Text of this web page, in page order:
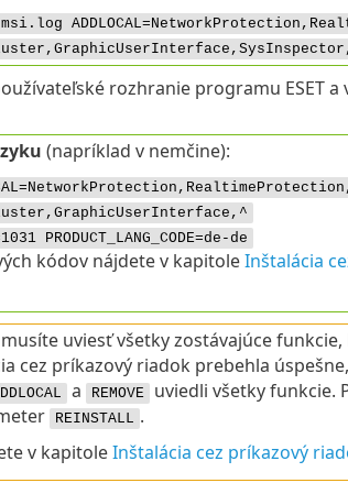
rozhranie programu ESET a
(napríklad v nemčine):
PRODUCT_LANG_CODE=de-de
kódov nájdete v kapitoleInštalácia
uviesť všetky zostávajúce
cez príkazový riadok prebehla
a REMOVE uviedli všetky funkcie.
REINSTALL .
v kapitoleInštalácia cez príkazový